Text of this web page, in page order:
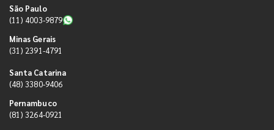
São Paulo
(11) 4003-9879
Minas Gerais
(31) 2391-4791
Santa Catarina
(48) 3380-9406
Pernambuco
(81) 3264-0921